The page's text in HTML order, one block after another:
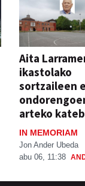
Aita
ikastolako
sortzaileen
arteko
IN MEMORIAM
Jon Ander Ubeda
abu 06, 11:38